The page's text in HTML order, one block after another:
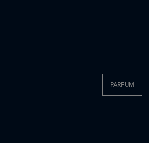
PARFUM